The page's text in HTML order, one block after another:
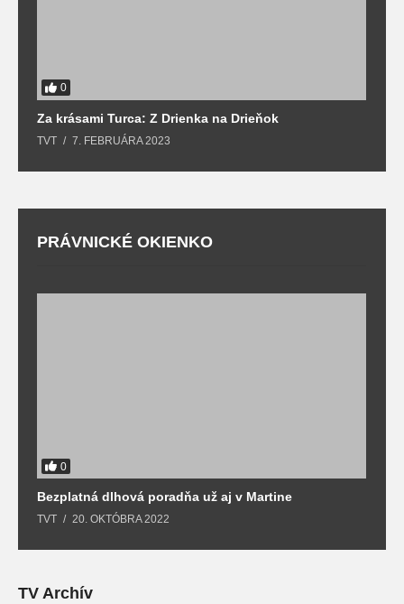
0
Za krásami Turca: Z Drienka na Drieňok
TVT 7. FEBRUÁRA 2023
PRÁVNICKÉ OKIENKO
0
Bezplatná dlhová poradňa už aj v Martine
TVT 20. OKTÓBRA 2022
TV Archív